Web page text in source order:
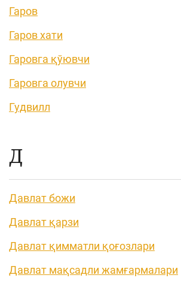
Гаров
Гаров хати
Гаровга қўювчи
Гаровга олувчи
Гудвилл
Д
Давлат божи
Давлат қарзи
Давлат қимматли қоғозлари
Давлат мақсадли жамғармалари